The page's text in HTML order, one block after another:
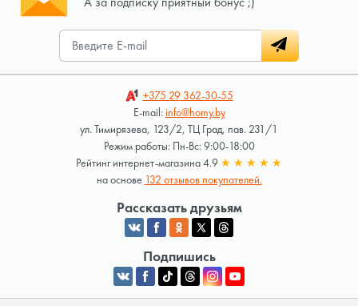
+375 29362-30-55
E-mail:info@homy.by
ул. Тимирязева, 123/2, ТЦ Град, пав. 231/1
Режим работы: Пн-Вс: 9:00-18:00
Рейтинг интернет-магазина 4.9 ★ ★ ★ ★ ★
на основе 132 отзывов покупателей.
Рассказать друзьям
Подпишись